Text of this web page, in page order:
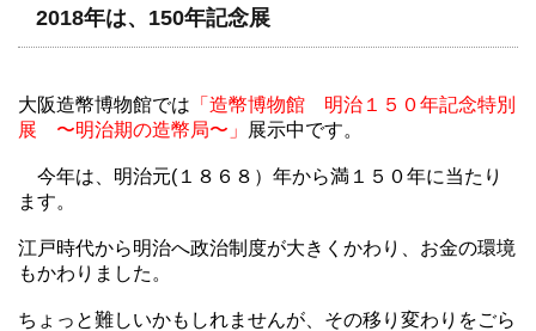
2018年は、150年記念展
大阪造幣博物館では 「造幣博物館 明治１５０年記念特別
展 〜明治期の造幣局〜」
展示中です。
今年は、明治元(１８６８）年から満１５０年に当たり
ます。
江戸時代から明治へ政治制度が大きくかわり、お金の環境
もかわりました。
ちょっと難しいかもしれませんが、その移り変わりをごら